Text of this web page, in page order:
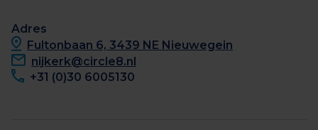
Adres
Fultonbaan 6, 3439 NE Nieuwegein
nijkerk@circle8.nl
+31 (0)30 6005130